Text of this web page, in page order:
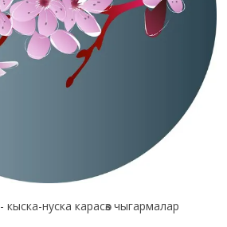
- кыска-нуска карасөз чыгармалар